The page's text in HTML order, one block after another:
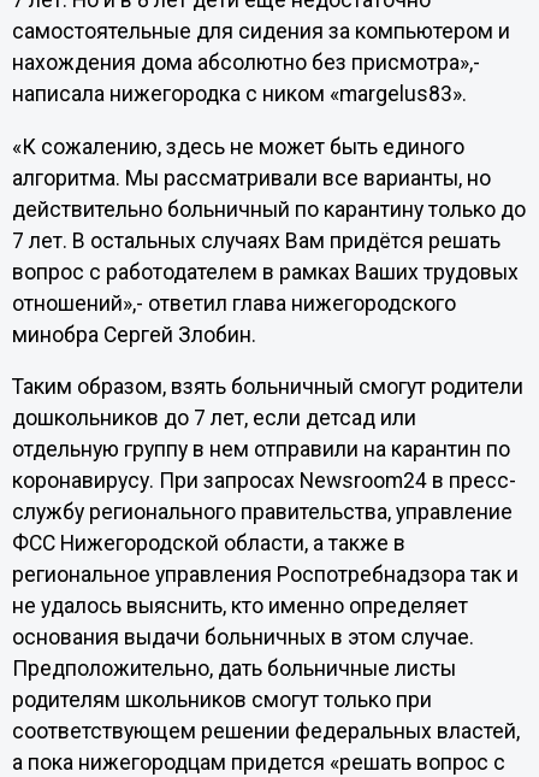
самостоятельные для сидения за компьютером и
нахождения дома абсолютно без присмотра»,-
написала нижегородка с ником «margelus83».
«К сожалению, здесь не может быть единого
алгоритма. Мы рассматривали все варианты, но
действительно больничный по карантину только до
7 лет. В остальных случаях Вам придётся решать
вопрос с работодателем в рамках Ваших трудовых
отношений»,- ответил глава нижегородского
минобра Сергей Злобин.
Таким образом, взять больничный смогут родители
дошкольников до 7 лет, если детсад или
отдельную группу в нем отправили на карантин по
коронавирусу. При запросах Newsroom24 в пресс-
службу регионального правительства, управление
ФСС Нижегородской области, а также в
региональное управления Роспотребнадзора так и
не удалось выяснить, кто именно определяет
основания выдачи больничных в этом случае.
Предположительно, дать больничные листы
родителям школьников смогут только при
соответствующем решении федеральных властей,
а пока нижегородцам придется «решать вопрос с